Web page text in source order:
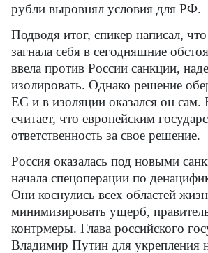
рубли выровнял условия для РФ.
Подводя итог, спикер написал,
загнала себя в сегодняшние
ввела против России санкции,
изолировать. Однако решение
ЕС и в изоляции оказался он сам.
считает, что европейским
ответственность за свое решение.
Россия оказалась под новыми
начала спецоперации по
Они коснулись всех областей
минимизировать ущерб,
контрмеры. Глава российского
Владимир Путин для укрепления